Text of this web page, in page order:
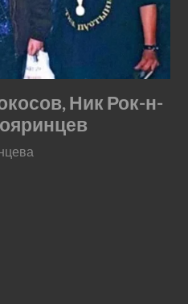
Ник Рок-н-